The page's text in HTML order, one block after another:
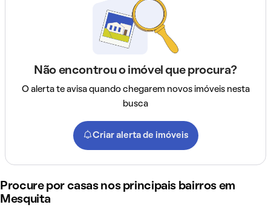
Não encontrou o imóvel que procura?
O alerta te avisa quando chegarem novos imóveis nesta
busca
Criar alerta de imóveis
Procure por casas nos principais bairros em
Mesquita